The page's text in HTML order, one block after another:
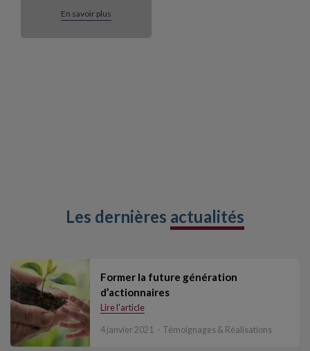
En savoir plus
Les dernières actualités
Former la future génération
d’actionnaires
Lire l'article
4 janvier 2021 Témoignages & Réalisations